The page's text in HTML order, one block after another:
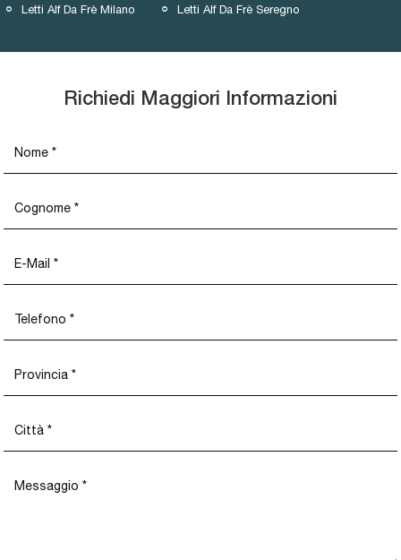
Letti Alf Da Frè Milano Letti Alf Da Frè Seregno
Richiedi Maggiori Informazioni